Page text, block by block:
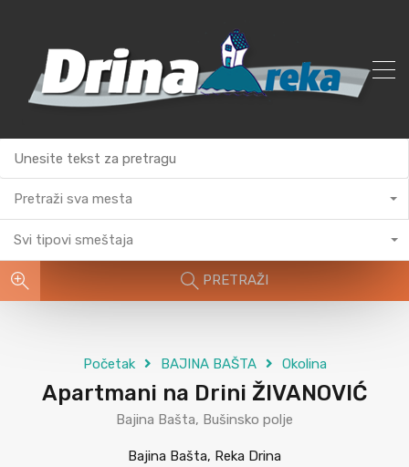
Pretraži sva mesta
Svi tipovi smeštaja
PRETRAŽI
Početak BAJINA BAŠTA Okolina
Apartmani na Drini ŽIVANOVIĆ
Bajina Bašta, Bušinsko polje
Bajina Bašta, Reka Drina